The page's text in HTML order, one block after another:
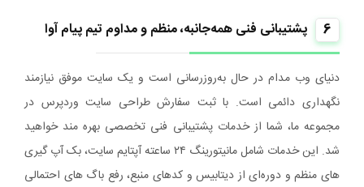
6 پشتیبانی فنی همه‌جانبه، منظم و مداوم تیم پیام آوا
دنیای وب مدام در حال به‌روزرسانی است و یک سایت موفق نیازمند
نگهداری دائمی است. با ثبت سفارش طراحی سایت وردپرس در
مجموعه ما، شما از خدمات پشتیبانی فنی تخصصی بهره‌ مند خواهید
شد. این خدمات شامل مانیتورینگ ۲۴ ساعته آپتایم سایت، بک‌ آپ‌ گیری‌
های منظم و دوره‌ای از دیتابیس و کدهای منبع، رفع باگ‌ های احتمالی